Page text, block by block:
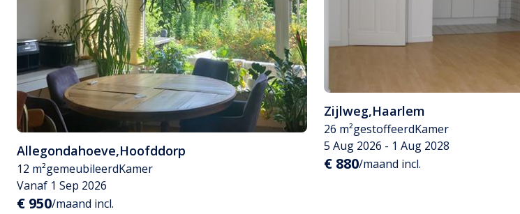
Allegondahoeve,Hoofddorp
12 m²gemeubileerdKamer
Vanaf 1 Sep 2026
€ 950/maand incl.
Zijlweg,Haarlem
26 m²gestoffeerdKamer
5 Aug 2026 - 1 Aug 2028
€ 880/maand incl.